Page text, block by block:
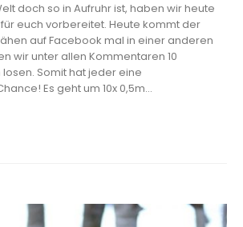
doch so in Aufruhr ist, haben wir heute
euch vorbereitet. Heute kommt der
auf Facebook mal in einer anderen
wir unter allen Kommentaren 10
Somit hat jeder eine
Es geht um 10x 0,5m...